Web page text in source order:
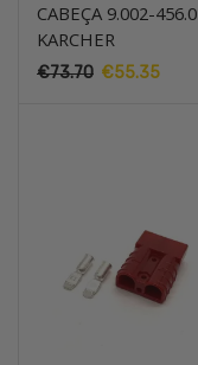
CABEÇA 9.002-456.0
KARCHER
€73.70 O€55.35O